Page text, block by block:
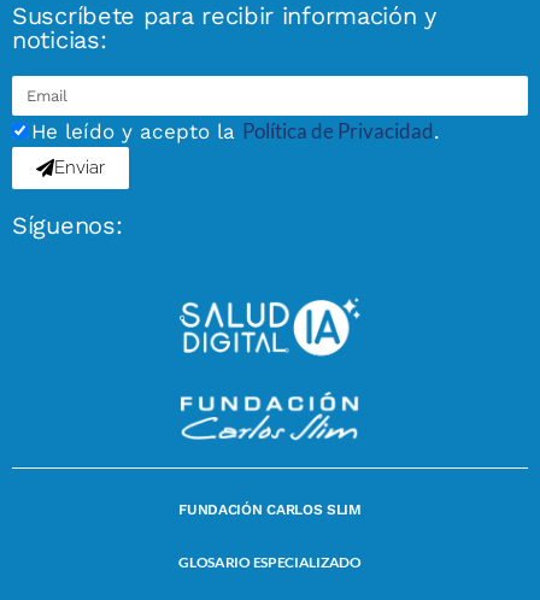
Suscríbete para recibir información y
noticias:
He leído y acepto la Política de Privacidad.
Enviar
Síguenos:
FUNDACIÓN CARLOS SLIM
GLOSARIO ESPECIALIZADO